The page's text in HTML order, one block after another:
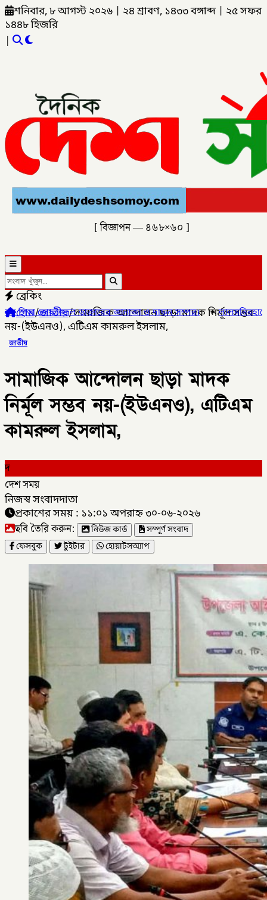
শনিবার, ৮ আগস্ট ২০২৬ ২৪ শ্রাবণ, ১৪৩৩ বঙ্গাব্দ
২৫ সফর
১৪৪৮ হিজরি
|
[ বিজ্ঞাপন — ৪৬৮×৬০ ]
ব্রেকিং
জানাজা ও দাফন সম্পন্ন।✦লালমনিরহাটের ৫ উপজেলার ৪টিতে
হোম/জাতীয়/সামাজিক আন্দোলন ছাড়া মাদক নির্মূল সম্ভব
নয়-(ইউএনও), এটিএম কামরুল ইসলাম,
জাতীয়
সামাজিক আন্দোলন ছাড়া মাদক
নির্মূল সম্ভব নয়-(ইউএনও), এটিএম
কামরুল ইসলাম,
দ
দেশ সময়
নিজস্ব সংবাদদাতা
প্রকাশের সময় : ১১:০১ অপরাহ্ন ৩০-০৬-২০২৬
ছবি তৈরি করুন: নিউজ কার্ড
সম্পূর্ণ সংবাদ
ফেসবুক
টুইটার হোয়াটসঅ্যাপ